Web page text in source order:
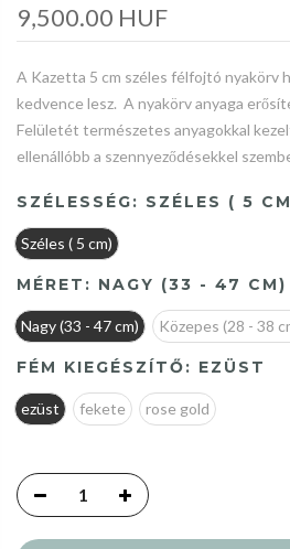
9,500.00 HUF
A Kazetta 5 cm széles félfojtó nyakörv
kedvence lesz. A nyakörv anyaga
Felületét természetes anyagokkal
ellenállóbb a szennyeződésekkel
SZÉLESSÉG: SZÉLES ( 5
Széles ( 5 cm)
MÉRET: NAGY (33 - 47 CM)
Nagy (33 - 47 cm) Közepes (28 - 38
FÉM KIEGÉSZÍTŐ: EZÜST
ezüst fekete rose gold